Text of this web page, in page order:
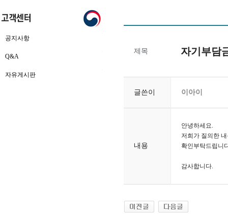
공지사항
Q&A
자유게시판
제목 자기부담
글쓴이 이아이
내용
안녕하세요.
저희가 질의한
확인부탁드립니
감사합니다.